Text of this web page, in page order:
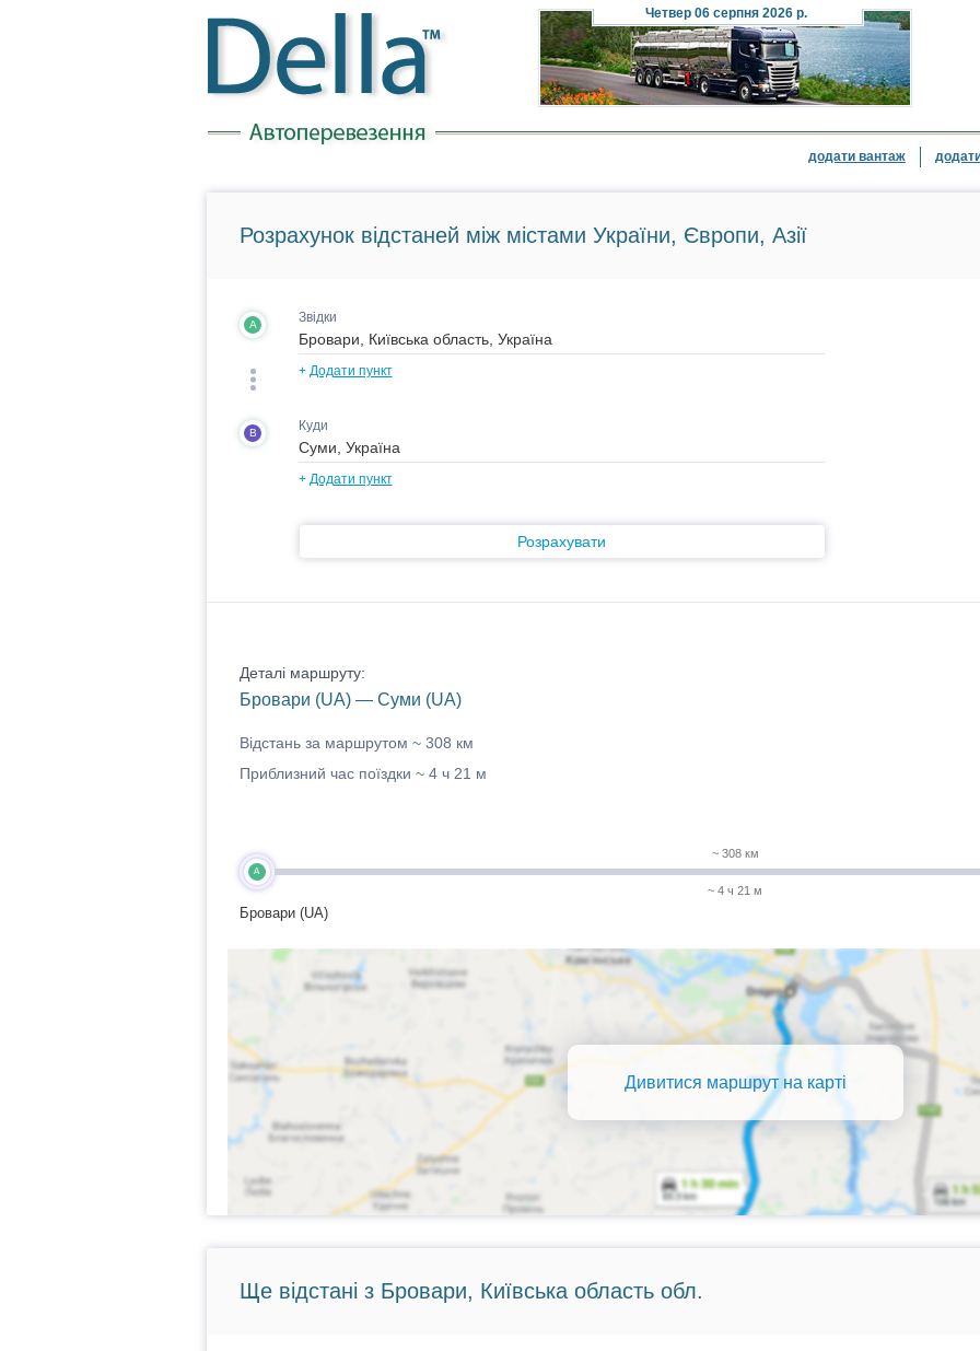
Четвер 06 серпня 2026 р.
додати вантаж
Розрахунок відстаней між містами України, Європи, Азії
A Звідки
+ Додати пункт
B Куди
+ Додати пункт
Розрахувати
Деталі маршруту:
Бровари (UA) — Суми (UA)
Відстань за маршрутом ~ 308 км
Приблизний час поїздки ~ 4 ч 21 м
A
Бровари (UA)
~ 308 км
~ 4 ч 21 м
Дивитися маршрут на карті
Ще відстані з Бровари, Київська область обл.